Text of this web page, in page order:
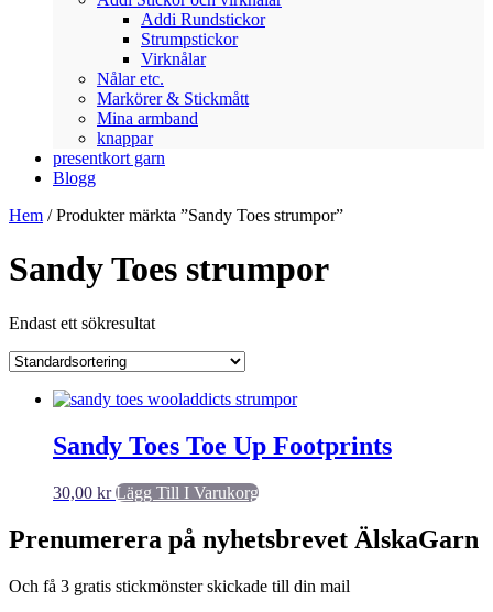
Addi Rundstickor
Strumpstickor
Virknålar
Nålar etc.
Markörer & Stickmått
Mina armband
knappar
presentkort garn
Blogg
Hem / Produkter märkta ”Sandy Toes strumpor”
Sandy Toes strumpor
Endast ett sökresultat
Sandy Toes Toe Up Footprints
30,00 kr Lägg Till I Varukorg
Prenumerera på nyhetsbrevet ÄlskaGarn
Och få 3 gratis stickmönster skickade till din mail